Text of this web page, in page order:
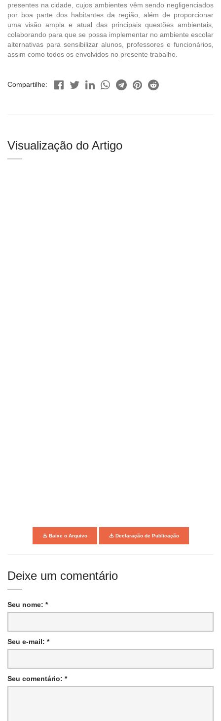
presentes na cidade, cujos ambientes vêm sendo negligenciados
por boa parte dos habitantes da região, além de proporcionar
uma visão ampla e atual das principais questões ambientais,
colaborando para que se possa implementar no ambiente escolar
alternativas para sensibilizar alunos, professores e funcionários,
assim como todos os envolvidos no presente trabalho.
Compartilhe:
Visualização do Artigo
Baixe o Arquivo Declaração de Publicação
Deixe um comentário
Seu nome: *
Seu e-mail: *
Seu comentário: *